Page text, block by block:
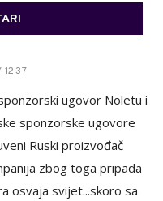
ugovor Noletu i
sponzorske ugovore
Ruski proizvođač
zbog toga pripada
osvaja svijet...skoro sa